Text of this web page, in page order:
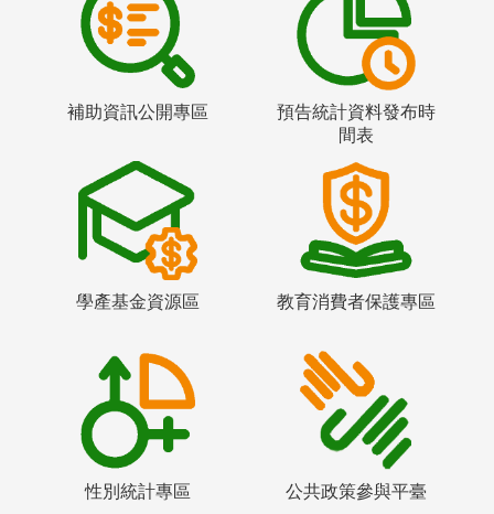
補助資訊公開專區
預告統計資料發布時
間表
學產基金資源區 教育消費者保護專區
性別統計專區 公共政策參與平臺